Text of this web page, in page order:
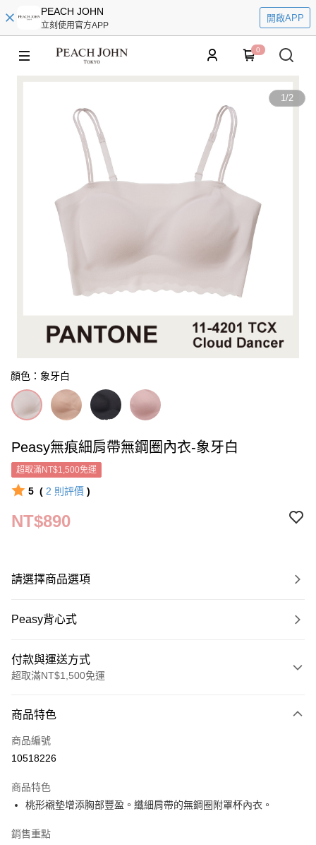
PEACH JOHN
立刻使用官方APP
開啟APP
0
1/2
顏色：象牙白
Peasy無痕細肩帶無鋼圈內衣-象牙白
超取滿NT$1,500免運
5 ( 2 則評價 )
NT$890
請選擇商品選項
Peasy背心式
付款與運送方式
超取滿NT$1,500免運
信用卡一次付款
超商取貨付款
Apple Pay
運送方式
商品特色
商品編號
10518226
商品特色
桃形襯墊增添胸部豐盈。纖細肩帶的無鋼圈附罩杯內衣。
銷售重點